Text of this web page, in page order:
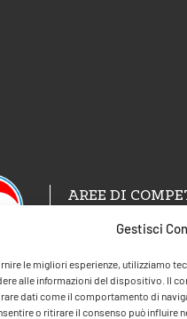
Gestisci
le migliori esperienze, utilizziamo
alle informazioni del dispositivo. Il
dati come il comportamento di
o ritirare il consenso può influire
AREE DI
Formazione